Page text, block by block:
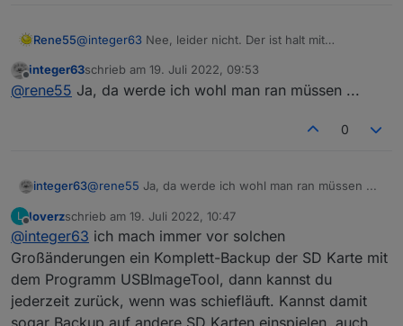
Rene55@integer63 Nee, leider nicht. Der ist halt mit
geschrieben. Über kurz oder lang werden alle Adapter
damit (oder mit react) arbeiten, so dass du dich mal in
Offline
integer63schrieb am 19. Juli 2022, 09:53
zuletzt editiert von
@rene55 Ja, da werde ich wohl man ran müssen ...
0
integer63@rene55 Ja, da werde ich wohl man ran müssen ...
L
Offline
loverzschrieb am 19. Juli 2022, 10:47
zuletzt editiert von
@integer63 ich mach immer vor solchen
Großänderungen ein Komplett-Backup der SD Karte mit
dem Programm USBImageTool, dann kannst du
jederzeit zurück, wenn was schiefläuft. Kannst damit